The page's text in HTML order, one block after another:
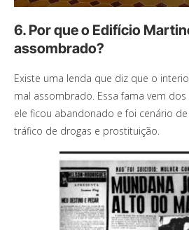
6. Por que o Edifício
assombrado?
Existe uma lenda que diz que o
mal assombrado. Essa fama vem
ele ficou abandonado e foi cenário
tráfico de drogas e prostituição.